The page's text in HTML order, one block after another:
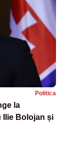
Politica
la
Ilie Bolojan și